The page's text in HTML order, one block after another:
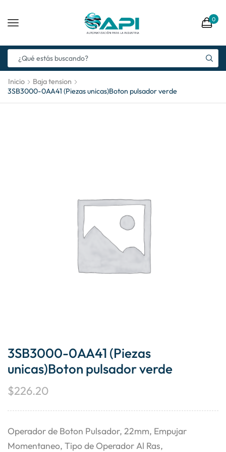
0
Inicio
Baja tension
3SB3000-0AA41 (Piezas unicas)Boton pulsador verde
3SB3000-0AA41 (Piezas
unicas)Boton pulsador verde
$226.20
Operador de Boton Pulsador, 22mm, Empujar
Momentaneo, Tipo de Operador Al Ras,